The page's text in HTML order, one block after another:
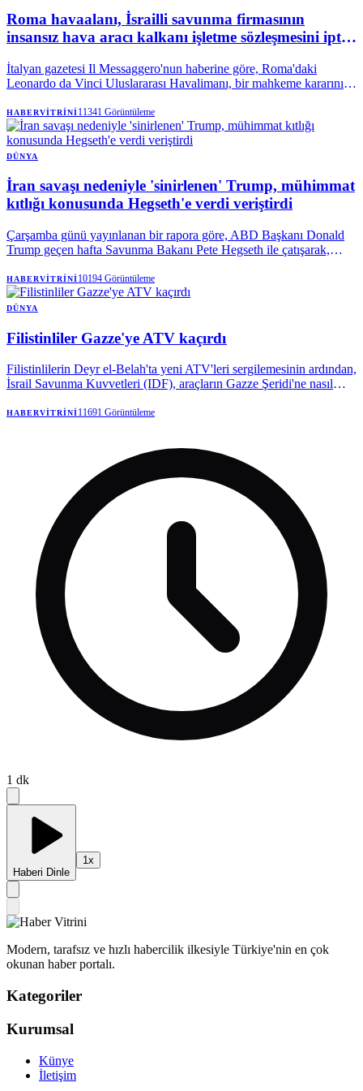
Roma havaalanı, İsrailli savunma firmasının
insansız hava aracı kalkanı işletme sözleşmesini iptal
İtalyan gazetesi Il Messaggero'nun haberine göre, Roma'daki
Leonardo da Vinci Uluslararası Havalimanı, bir mahkeme kararının
araçlarına karşı kalkan sistemini işletme sözleşmesini feshetti.
HABERVITRINI11341 Görüntüleme
DÜNYA
İran savaşı nedeniyle 'sinirlenen' Trump, mühimmat
kıtlığı konusunda Hegseth'e verdi veriştirdi
Çarşamba günü yayınlanan bir rapora göre, ABD Başkanı Donald
Trump geçen hafta Savunma Bakanı Pete Hegseth ile çatışarak,
öncesinde Amerikan mühimmat stoklarının durumu hakkında Beyaz
Saray'ı yanıltmakla suçladı.
HABERVITRINI10194 Görüntüleme
DÜNYA
Filistinliler Gazze'ye ATV kaçırdı
Filistinlilerin Deyr el-Belah'ta yeni ATV'leri sergilemesinin ardından,
İsrail Savunma Kuvvetleri (IDF), araçların Gazze Şeridi'ne nasıl
HABERVITRINI11691 Görüntüleme
1 dk
Haberi Dinle
1x
Modern, tarafsız ve hızlı habercilik ilkesiyle Türkiye'nin en çok
okunan haber portalı.
Kategoriler
Kurumsal
Künye
İletişim